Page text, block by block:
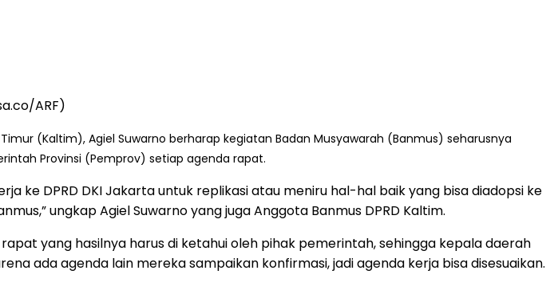
ARF)
(Kaltim), Agiel Suwarno berharap kegiatan Badan Musyawarah (Banmus) seharusnya
Provinsi (Pemprov) setiap agenda rapat.
ke DPRD DKI Jakarta untuk replikasi atau meniru hal-hal baik yang bisa diadopsi ke
ungkap Agiel Suwarno yang juga Anggota Banmus DPRD Kaltim.
yang hasilnya harus di ketahui oleh pihak pemerintah, sehingga kepala daerah
ada agenda lain mereka sampaikan konfirmasi, jadi agenda kerja bisa disesuaikan.